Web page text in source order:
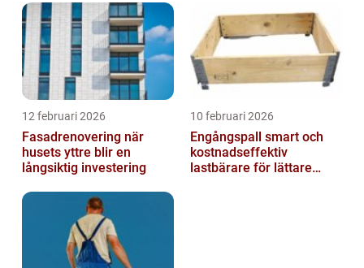
12 februari 2026
Fasadrenovering när
husets yttre blir en
långsiktig investering
10 februari 2026
Engångspall smart och
kostnadseffektiv
lastbärare för lättare